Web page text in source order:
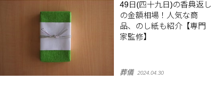
49日(四十九日)の香典返し
の金額相場！人気な商
品、のし紙も紹介【専門
家監修】
葬儀 2024.04.30